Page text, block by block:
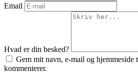
Email
Hvad er din besked?
Gem mit navn, e-mail og hjemmeside
kommenterer.